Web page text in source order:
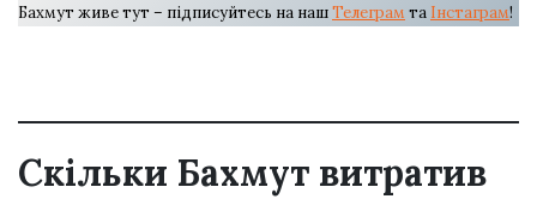
Бахмут живе тут – підписуйтесь на нашТелеграм та Інстаграм!
Скільки Бахмут витратив